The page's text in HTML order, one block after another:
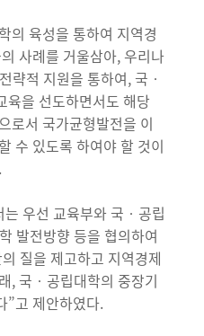
의 육성을 통하여 지역경
사례를 거울삼아, 우리나
략적 지원을 통하여, 국‧
육을 선도하면서도 해당
로서 국가균형발전을 이
수 있도록 하여야 할 것이
는 우선 교육부와 국‧공립
발전방향 등을 협의하여
질을 제고하고 지역경제
, 국‧공립대학의 중장기
”고 제안하였다.